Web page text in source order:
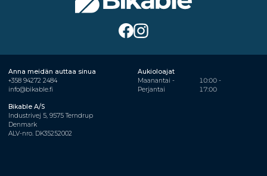
Anna meidän auttaa sinua
+358 94272 2484
info@bikable.fi
Aukioloajat
Maanantai -
Perjantai
10:00 -
17:00
Bikable A/S
Industrivej 5, 9575 Terndrup
Denmark
ALV-nro. DK35252002